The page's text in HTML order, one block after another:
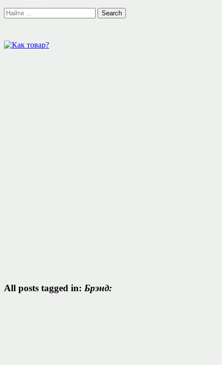
All posts tagged in: Брэнд: